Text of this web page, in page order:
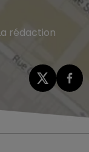
rédaction